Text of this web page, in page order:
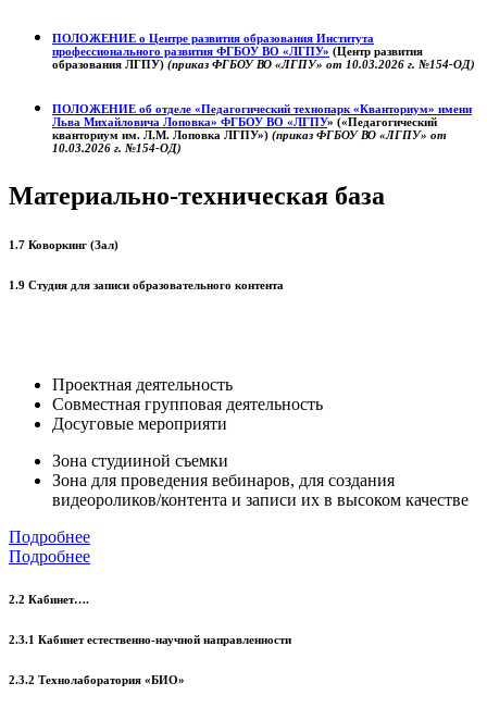
ПОЛОЖЕНИЕ о Центре развития образования Института
профессионального развития ФГБОУ ВО «ЛГПУ» (Центр развития
образования ЛГПУ) (приказ ФГБОУ ВО «ЛГПУ» от 10.03.2026 г. №154-ОД)
ПОЛОЖЕНИЕ об отделе «Педагогический технопарк «Кванториум» имени
Льва Михайловича Лоповка» ФГБОУ ВО «ЛГПУ» («Педагогический
кванториум им. Л.М. Лоповка ЛГПУ») (приказ ФГБОУ ВО «ЛГПУ» от
10.03.2026 г. №154-ОД)
Материально-техническая база
1.7 Коворкинг (Зал)
1.9 Студия для записи образовательного контента
Проектная деятельность
Совместная групповая деятельность
Досуговые мероприяти
Зона студииной съемки
Зона для проведения вебинаров, для создания
видеороликов/контента и записи их в высоком качестве
Подробнее
Подробнее
2.2 Кабинет….
2.3.1 Кабинет естественно-научной направленности
2.3.2 Технолаборатория «БИО»